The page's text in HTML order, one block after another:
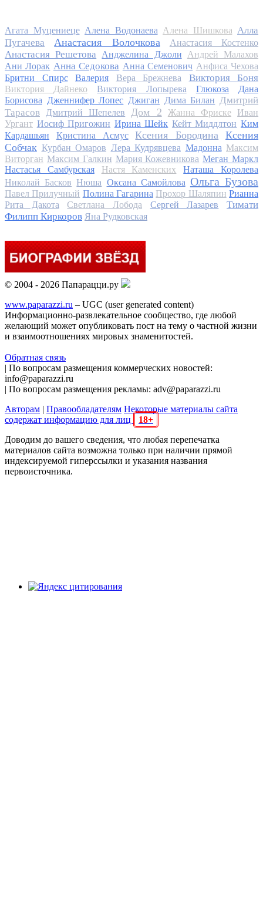
Агата Муцениеце Алена Водонаева Алена Шишкова Алла
Пугачева
Анастасия Волочкова Анастасия Костенко
Анастасия Решетова Анджелина Джоли
Андрей Малахов
Ани Лорак Анна Седокова Анна Семенович Анфиса Чехова
Бритни Спирс
Валерия Вера Брежнева Виктория Боня
Виктория Дайнеко Виктория Лопырева Глюкоза
Дана
Борисова Дженнифер Лопес Джиган Дима Билан Дмитрий
Тарасов
Дмитрий Шепелев Дом 2 Жанна Фриске
Иван
Ургант Иосиф Пригожин Ирина Шейк Кейт Миддлтон Ким
Кардашьян
Кристина Асмус Ксения Бородина
Ксения
Собчак Курбан Омаров Лера Кудрявцева Мадонна Максим
Виторган Максим Галкин Мария Кожевникова Меган Маркл
Настасья Самбурская
Настя Каменских
Наташа Королева
Николай Басков Нюша Оксана Самойлова Ольга Бузова
Павел Прилучный Полина Гагарина Прохор Шаляпин Рианна
Рита Дакота
Светлана Лобода Сергей Лазарев
Тимати
Филипп Киркоров Яна Рудковская
© 2004 - 2026 Папарацци.ру
www.paparazzi.ru – UGC (user generated content)
Информационно-развлекательное сообщество, где любой
желающий может опубликовать пост на тему о частной жизни
и взаимоотношениях мировых знаменитостей.
Обратная связь
| По вопросам размещения коммерческих новостей:
info@paparazzi.ru
| По вопросам размещения рекламы: adv@paparazzi.ru
Авторам | Правообладателям Некоторые материалы сайта
содержат информацию для лиц
18+
Доводим до вашего сведения, что любая перепечатка
материалов сайта возможна только при наличии прямой
индексируемой гиперссылки и указания названия
первоисточника.